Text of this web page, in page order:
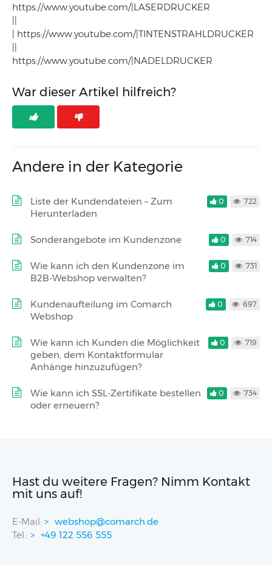
https://www.youtube.com/|LASERDRUCKER
||
| https://www.youtube.com/|TINTENSTRAHLDRUCKER
||
https://www.youtube.com/|NADELDRUCKER
War dieser Artikel hilfreich?
Andere in der Kategorie
Liste der Kundendateien – Zum
Herunterladen
0 722
Sonderangebote im Kundenzone 0 714
Wie kann ich den Kundenzone im
B2B-Webshop verwalten?
0 731
Kundenaufteilung im Comarch
Webshop
0 697
Wie kann ich Kunden die Möglichkeit
geben, dem Kontaktformular
Anhänge hinzuzufügen?
0 719
Wie kann ich SSL-Zertifikate bestellen
oder erneuern?
0 734
Hast du weitere Fragen? Nimm Kontakt
mit uns auf!
E-Mail:
webshop@comarch.de
Tel.:
+49 122 556 555